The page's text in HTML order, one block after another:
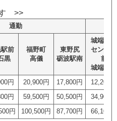
通勤
前
黒
福野町
高儀
東野尻
砺波駅南
城端行政
センター
前
城端駅前
円 20,900円 17,800円
12,200円
円 59,500円 50,500円
34,900円
円 100,500円 87,700円 66,100円